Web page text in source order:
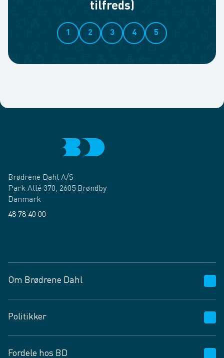
tilfreds)
1 2 3 4 5
Brødrene Dahl A/S
Park Allé 370, 2605 Brøndby
Danmark
48 78 40 00
Om Brødrene Dahl
Vagttelefon 30 10 89 89
Spørgsmål og svar
Job og karriere
Politikker
Fordele hos BD